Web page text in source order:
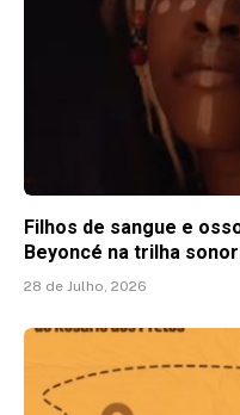
Filhos de sangue e
Beyoncé na trilha
28 de Julho, 2026